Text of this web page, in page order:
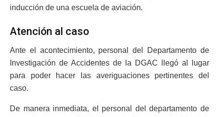
inducción de una escuela de aviación.
Atención al caso
Ante el acontecimiento, personal del Departamento de
Investigación de Accidentes de la DGAC llegó al lugar
para poder hacer las averiguaciones pertinentes del
caso.
De manera inmediata, el personal del departamento de